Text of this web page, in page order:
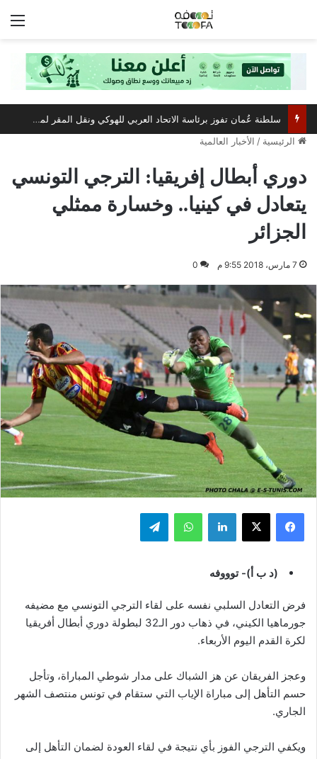
الرئيسية / الأخبار العالمية
دوري أبطال إفريقيا: الترجي التونسي
يتعادل في كينيا.. وخسارة ممثلي
الجزائر
7 مارس، 2018 9:55 م 0
فيسبوك ‫X لينكدإن واتساب تيلقرام
(د ب أ)- توووفه
فرض التعادل السلبي نفسه على لقاء الترجي التونسي مع مضيفه
جورماهيا الكيني، في ذهاب دور الـ32 لبطولة دوري أبطال أفريقيا
لكرة القدم اليوم الأربعاء.
وعجز الفريقان عن هز الشباك على مدار شوطي المباراة، وتأجل
حسم التأهل إلى مباراة الإياب التي ستقام في تونس منتصف الشهر
الجاري.
ويكفي الترجي الفوز بأي نتيجة في لقاء العودة لضمان التأهل إلى